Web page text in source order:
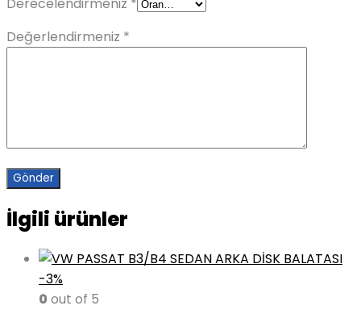
Değerlendirmeniz *
İlgili ürünler
-3%
0 out of 5